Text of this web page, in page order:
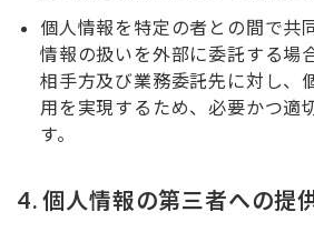
個人情報を特定の者との間で共
情報の扱いを外部に委託する場
相手方及び業務委託先に対し、
用を実現するため、必要かつ適
す。
4. 個人情報の第三者への提